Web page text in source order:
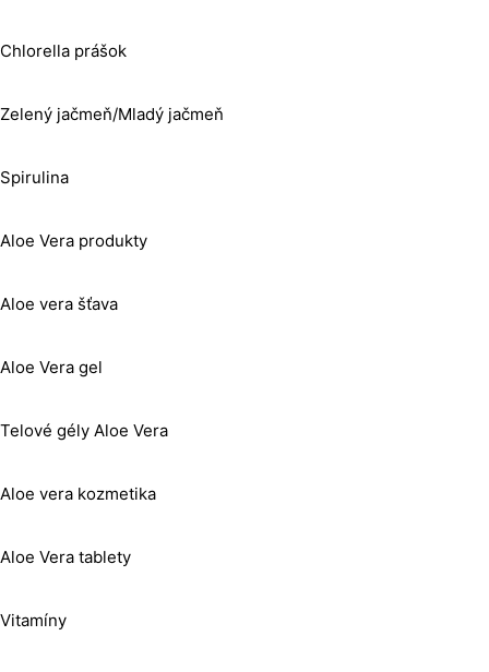
Chlorella prášok
Zelený jačmeň/Mladý jačmeň
Spirulina
Aloe Vera produkty
Aloe vera šťava
Aloe Vera gel
Telové gély Aloe Vera
Aloe vera kozmetika
Aloe Vera tablety
Vitamíny